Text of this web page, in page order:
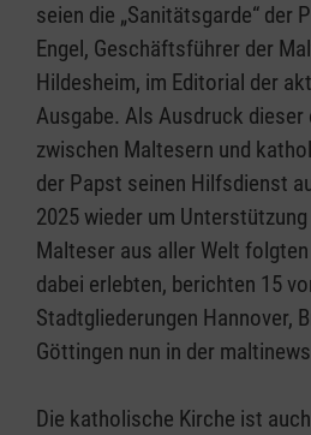
seien die „Sanitätsgarde“ der
Engel, Geschäftsführer der
Hildesheim, im Editorial der
Ausgabe. Als Ausdruck dieser
zwischen Maltesern und
der Papst seinen Hilfsdienst
2025 wieder um
Malteser aus aller Welt
dabei erlebten, berichten 15
Stadtgliederungen Hannover,
Göttingen nun in der
Die katholische Kirche ist